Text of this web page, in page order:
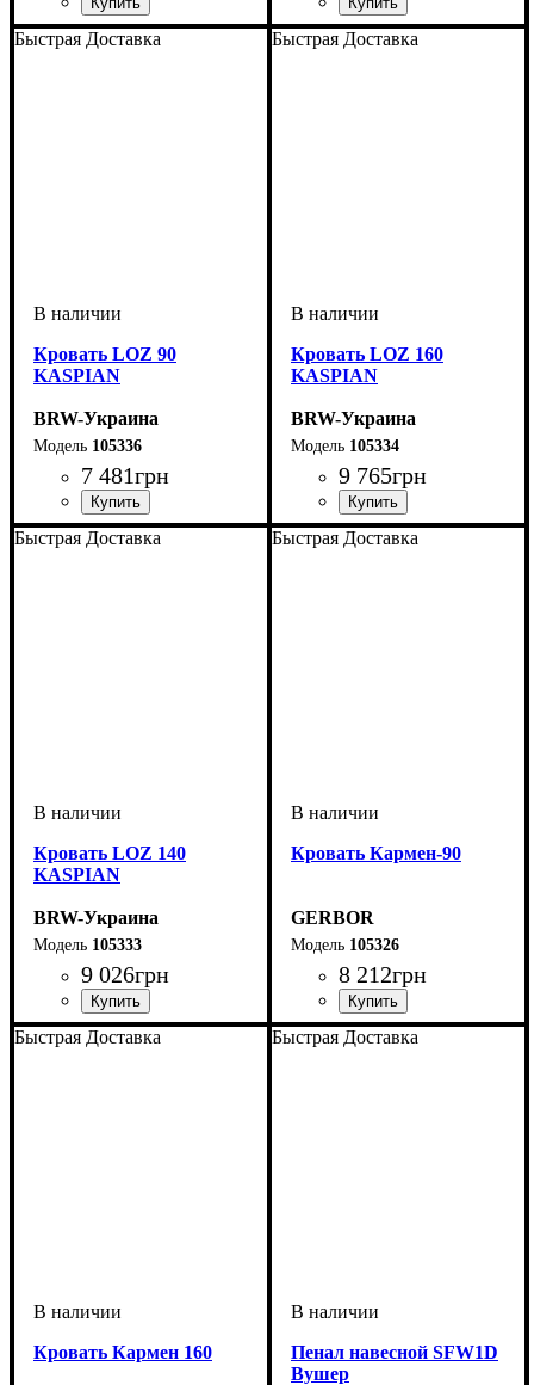
Быстрая Доставка
Кровать LOZ 90
KASPIAN
BRW-Украина
105336
7 481грн
Быстрая Доставка
Кровать LOZ 160
KASPIAN
BRW-Украина
105334
9 765грн
Быстрая Доставка
Кровать LOZ 140
KASPIAN
BRW-Украина
105333
9 026грн
Быстрая Доставка
Кровать Кармен-90
GERBOR
105326
8 212грн
Быстрая Доставка
Кровать Кармен 160
Быстрая Доставка
Пенал навесной SFW1D
Вушер